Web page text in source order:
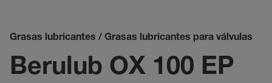
Grasas lubricantes / Grasas lubricantes para válvulas
Berulub OX 100 EP